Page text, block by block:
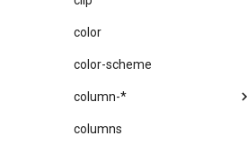
color
color-scheme
column-*
columns